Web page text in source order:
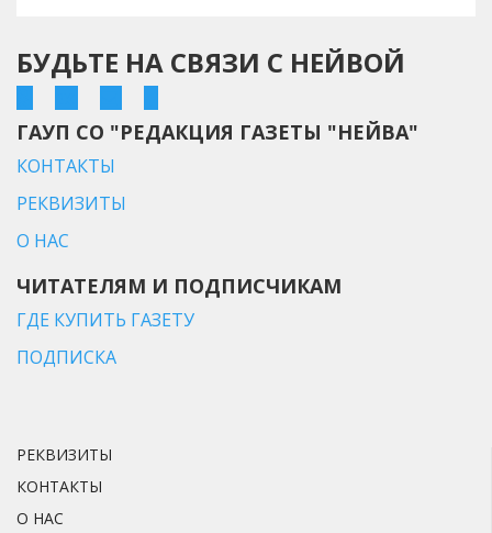
БУДЬТЕ НА СВЯЗИ С НЕЙВОЙ
ГАУП СО "РЕДАКЦИЯ ГАЗЕТЫ "НЕЙВА"
КОНТАКТЫ
РЕКВИЗИТЫ
О НАС
ЧИТАТЕЛЯМ И ПОДПИСЧИКАМ
ГДЕ КУПИТЬ ГАЗЕТУ
ПОДПИСКА
РЕКВИЗИТЫ
КОНТАКТЫ
О НАС